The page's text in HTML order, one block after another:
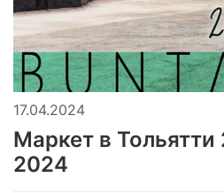
17.04.2024
Маркет в Тольятти
2024